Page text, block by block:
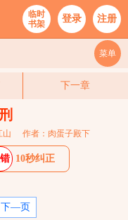
临时
书架
登录 注册
菜单
下一章
山 作者：肉蛋子殿下
10秒纠正
下—页